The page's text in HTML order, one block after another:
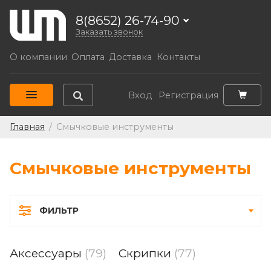
8(8652) 26-74-90
Заказать звонок
О компании Оплата Доставка Контакты
Вход Регистрация
Главная / Смычковые инструменты
Смычковые инструменты
ФИЛЬТР
Аксессуары (79) Скрипки (77)